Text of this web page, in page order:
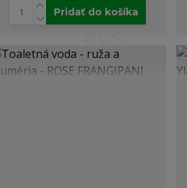
Pridať do košíka